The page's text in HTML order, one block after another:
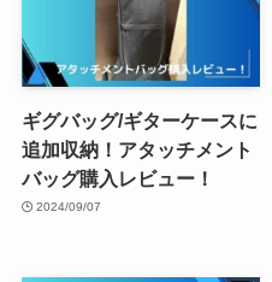
ギグバッグ/ギターケースに
追加収納！アタッチメント
バッグ購入レビュー！
2024/09/07